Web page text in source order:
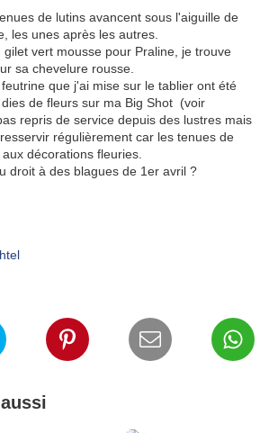
de lutins avancent sous l'aiguille de
les unes après les autres.
vert mousse pour Praline, je trouve
sa chevelure rousse.
que j'ai mise sur le tablier ont été
de fleurs sur ma Big Shot (voir
repris de service depuis des lustres mais
régulièrement car les tenues de
décorations fleuries.
droit à des blagues de 1er avril ?